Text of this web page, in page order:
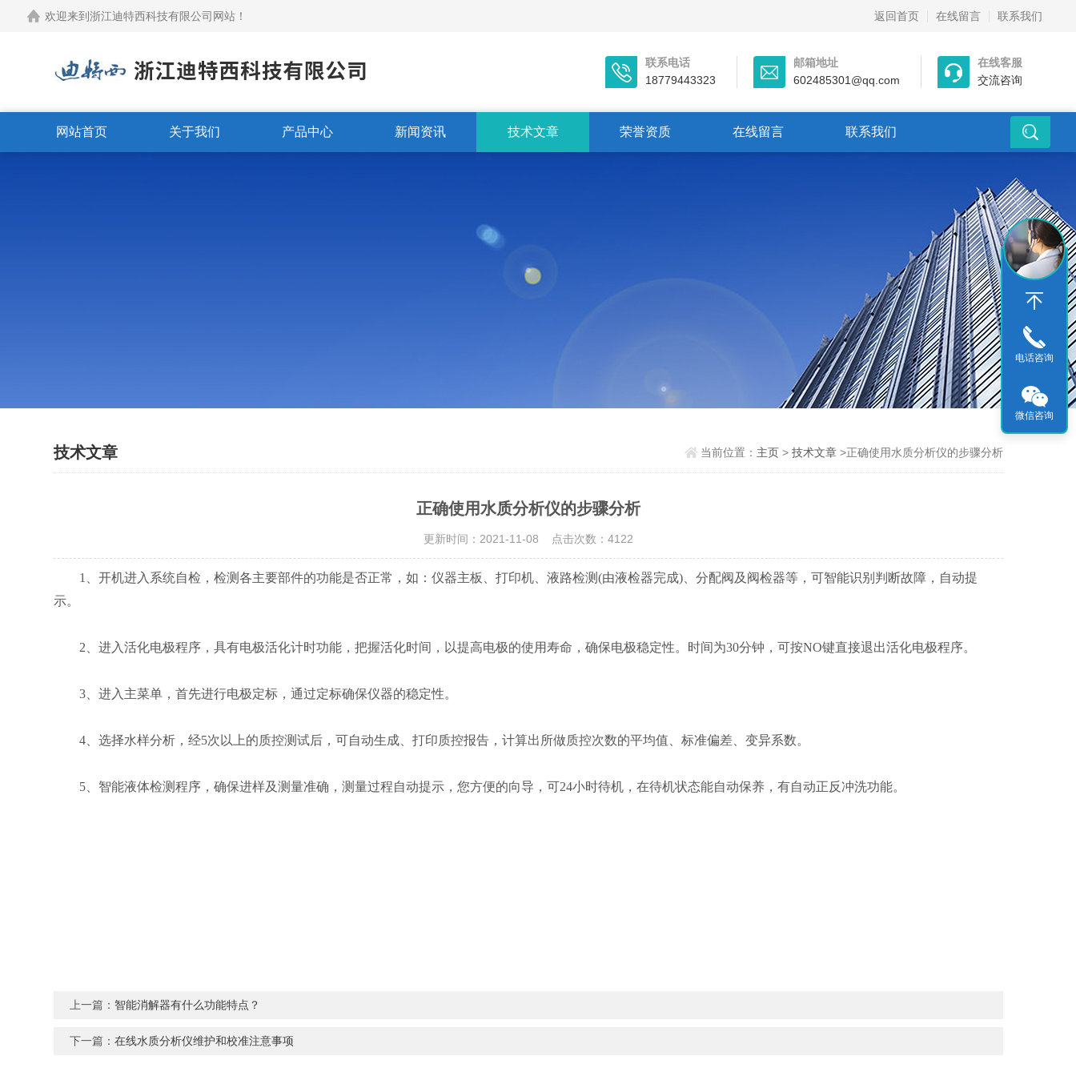
欢迎来到浙江迪特西科技有限公司网站！ 返回首页 在线留言 联系我们
联系电话
18779443323
邮箱地址
602485301@qq.com
在线客服
交流咨询
网站首页 关于我们 产品中心 新闻资讯 技术文章 荣誉资质 在线留言 联系我们
技术文章 当前位置： 主页> 技术文章>正确使用水质分析仪的步骤分析
正确使用水质分析仪的步骤分析
更新时间：2021-11-08 点击次数：4122
1、开机进入系统自检，检测各主要部件的功能是否正常，如：仪器主板、打印机、液路检测(由液检器完成)、分配阀及阀检器等，可智能识别判断故障，自动提
示。
2、进入活化电极程序，具有电极活化计时功能，把握活化时间，以提高电极的使用寿命，确保电极稳定性。时间为30分钟，可按NO键直接退出活化电极程序。
3、进入主菜单，首先进行电极定标，通过定标确保仪器的稳定性。
4、选择水样分析，经5次以上的质控测试后，可自动生成、打印质控报告，计算出所做质控次数的平均值、标准偏差、变异系数。
5、智能液体检测程序，确保进样及测量准确，测量过程自动提示，您方便的向导，可24小时待机，在待机状态能自动保养，有自动正反冲洗功能。
上一篇： 智能消解器有什么功能特点？
下一篇：在线水质分析仪维护和校准注意事项
电话咨询
微信咨询